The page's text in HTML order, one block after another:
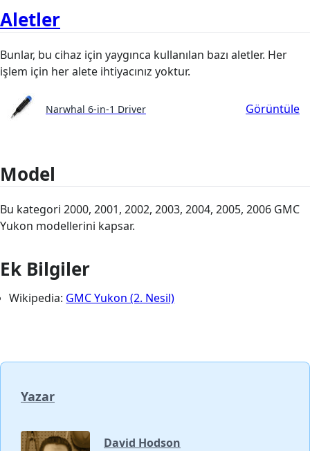
Aletler
Bunlar, bu cihaz için yaygınca kullanılan bazı aletler. Her
işlem için her alete ihtiyacınız yoktur.
Narwhal 6-in-1 Driver Görüntüle
Model
Bu kategori 2000, 2001, 2002, 2003, 2004, 2005, 2006 GMC
Yukon modellerini kapsar.
Ek Bilgiler
Wikipedia: GMC Yukon (2. Nesil)
Yazar
David Hodson